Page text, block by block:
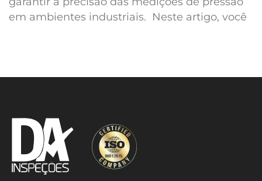
em ambientes industriais. Neste artigo, você